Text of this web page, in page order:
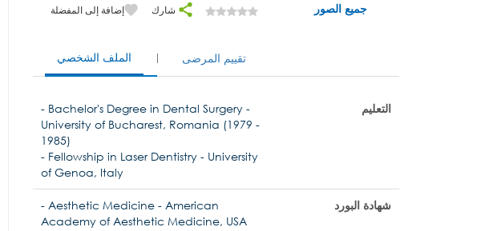
جميع الصور شارك إضافة إلى المفضلة
الملف الشخصي تقييم المرضى
التعليم
- Bachelor's Degree in Dental Surgery -
University of Bucharest, Romania (1979 -
1985)
- Fellowship in Laser Dentistry - University
of Genoa, Italy
شهادة البورد
- Aesthetic Medicine - American
Academy of Aesthetic Medicine, USA